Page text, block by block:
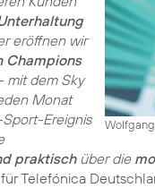
eröffnen wir
Champions
mit dem Sky
Monat
Ereignis
praktischüber die
Telefónica